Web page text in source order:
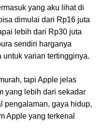
yang aku lihat di
dimulai dari Rp16 juta
lebih dari Rp30 juta
sendiri harganya
untuk varian tertingginya.
tapi Apple jelas
yang lebih dari sekadar
pengalaman, gaya hidup,
Apple yang terkenal